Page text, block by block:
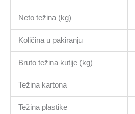
Neto težina (kg)
Količina u pakiranju
Bruto težina kutije (kg)
Težina kartona
Težina plastike